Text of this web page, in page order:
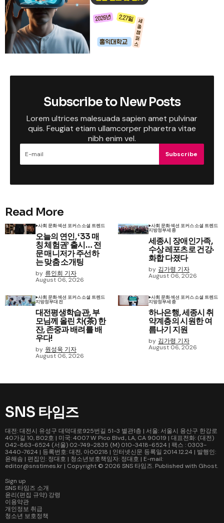
Subscribe to New Posts
Lorem ultrices malesuada sapien amet pulvinar
quis. Feugiat etiam ullamcorper pharetra vitae
nibh enim vel.
Subscribe
Read More
사회 문화섹션 포커스소셜 트렌드
오늘의 연인, ‘33 매
칭 체험권’ 출시… 전
문 매니저가 주선하
는 맞춤 소개팅
by 류인희 기자
August 06, 2026
사회 문화섹션 포커스소셜 트렌드
지방정부세종
세종시 장애인가족,
수상 레포츠로 건강·
화합 다졌다
by 김가령 기자
August 06, 2026
사회 문화섹션 포커스소셜 트렌드
지방정부대전
대전평생학습관, 부
모님께 올린 차(茶) 한
잔, 존중과 배려를 배
우다!
by 원성욱 기자
August 06, 2026
사회 문화섹션 포커스소셜 트렌드
지방정부세종
하나은행, 세종시 취
약계층의 시원한 여
름나기 지원
by 김가령 기자
August 06, 2026
SNS 타임즈
대전: 대전시 유성구 대덕대로925번길 51-3 별관1층 | 서울: 서울시 용산구 한강로
40가길 10, B02호 | 미국: 4007 W Pico Blvd., LA, CA 90019 | 대표전화: (대전)
042-863-6524 (서울) 02-749-2835 (M) 010-3418-6524 | 팩스 : 0303-
3440-7624 | 등록번호: 대전, 아00218 | 인터넷신문 등록일 2014.12.24 | 발행인:
윤해솜 | 편집인: 정대호 | 청소년보호책임자: 정대호 | E-mail:
editor@snstimes.kr | Copyright © 2026 SNS 타임즈. Published with Ghost.
Sign up
SNS 타임즈 소개
윤리(편집 규약) 강령
이용약관
개인정보 취급
청소년 보호정책